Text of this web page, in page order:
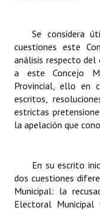
INSTITUCIONAL
Antiguos Pobladores
Noticias Destacadas
Registros y
Datos Históricos
Audiencias Públicas
Mujeres que
Se considera
cuestiones este
análisis respecto
a este Concejo
Provincial, ello en
escritos,
estrictas
la apelación que
En su escrito
dos cuestiones
Municipal: la
Electoral